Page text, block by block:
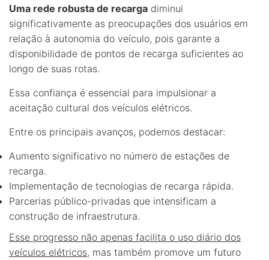
Uma rede robusta de recarga diminui
significativamente as preocupações dos usuários em
relação à autonomia do veículo, pois garante a
disponibilidade de pontos de recarga suficientes ao
longo de suas rotas.
Essa confiança é essencial para impulsionar a
aceitação cultural dos veículos elétricos.
Entre os principais avanços, podemos destacar:
Aumento significativo no número de estações de
recarga.
Implementação de tecnologias de recarga rápida.
Parcerias público-privadas que intensificam a
construção de infraestrutura.
Esse progresso não apenas facilita o uso diário dos
veículos elétricos, mas também promove um futuro